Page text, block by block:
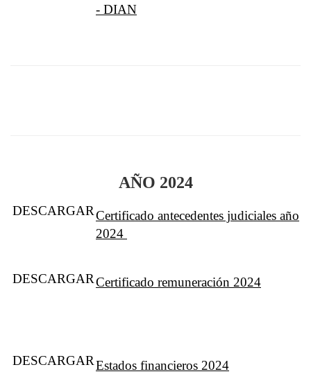
- DIAN
AÑO 2024
DESCARGARCertificado antecedentes judiciales año
2024
DESCARGARCertificado remuneración 2024
DESCARGAREstados financieros 2024